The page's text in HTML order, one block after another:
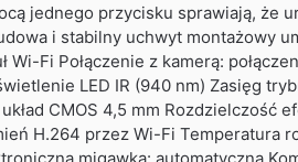
jednego przycisku sprawiają, że
i stabilny uchwyt montażowy
Fi Połączenie z kamerą:
LED IR (940 nm) Zasięg
CMOS 4,5 mm Rozdzielczość
H.264 przez Wi-Fi Temperatura